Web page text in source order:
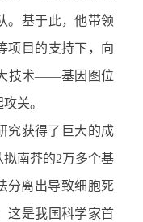
。基于此，他带领
项目的支持下，向
技术——基因图位
关。
究获得了巨大的成
南芥的2万多个基
分离出导致细胞死
这是我国科学家首